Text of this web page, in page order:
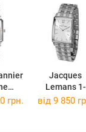
Jacques
Lemans 1-
1905F
грн. від 9 850